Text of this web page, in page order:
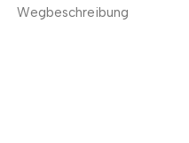
Wegbeschreibung